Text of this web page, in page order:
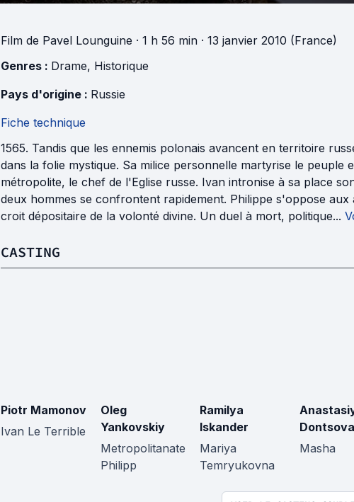
Film de Pavel Lounguine · 1 h 56 min · 13 janvier 2010 (France)
Genres : Drame, Historique
Pays d'origine : Russie
Fiche technique
1565. Tandis que les ennemis polonais avancent en territoire
dans la folie mystique. Sa milice personnelle martyrise le peuple
métropolite, le chef de l'Eglise russe. Ivan intronise à sa place
deux hommes se confrontent rapidement. Philippe s'oppose aux
croit dépositaire de la volonté divine. Un duel à mort, politique...
CASTING
Piotr Mamonov
Ivan Le Terrible
Oleg
Yankovskiy
Metropolitanate
Philipp
Ramilya
Iskander
Mariya
Temryukovna
Dontsova
Masha